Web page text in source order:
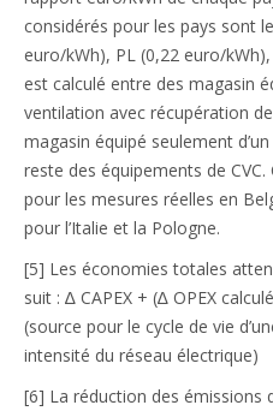
considérés pour les pays sont
euro/kWh), PL (0,22 euro/
est calculé entre des magasin
ventilation avec récupération
magasin équipé seulement
reste des équipements de
pour les mesures réelles en
pour l’Italie et la Pologne.
[5] Les économies totales
suit : ∆ CAPEX + (∆ OPEX
(source pour le cycle de vie
intensité du réseau électrique)
[6] La réduction des émissions